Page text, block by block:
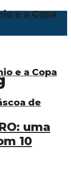
e a Copa
de
e a Copa
uma
10